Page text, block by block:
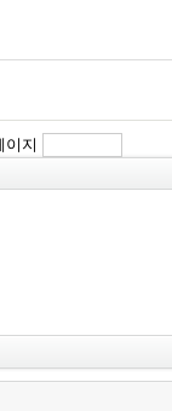
이지